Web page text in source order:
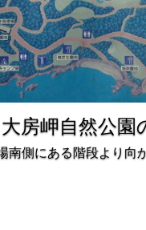
房岬自然公園
南側にある階段より向